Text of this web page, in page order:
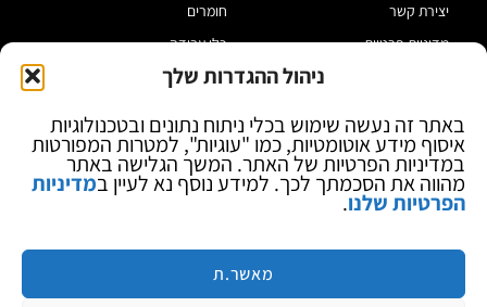
ניהול ההגדרות שלך
באתר זה נעשה שימוש בכלי ניתוח נתונים ובטכנולוגיות
איסוף מידע אוטומטיות, כמו "עוגיות", למטרות המפורטות
במדיניות הפרטיות של האתר. המשך הגלישה באתר
מהווה את הסכמתך לכך. למידע נוסף נא לעיין במדיניות
הפרטיות שלנו.
מאשר.ת
יצירת קשר
מדיניות פרטיות
בלוג
חומרים
כלי עבודה
מוצרי הלחמה
ספקי כח ומודדים
ציוד אופטי להגדלה
מותגים